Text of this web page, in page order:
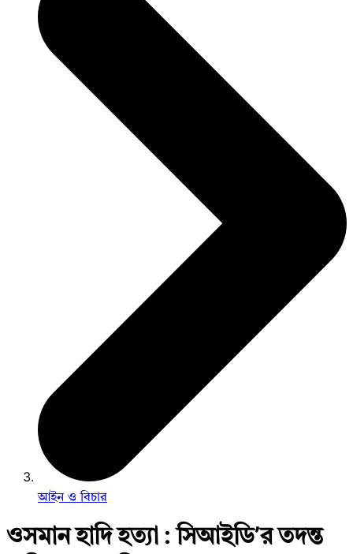
আইন ও বিচার
ওসমান হাদি হত্যা : সিআইডি’র তদন্ত